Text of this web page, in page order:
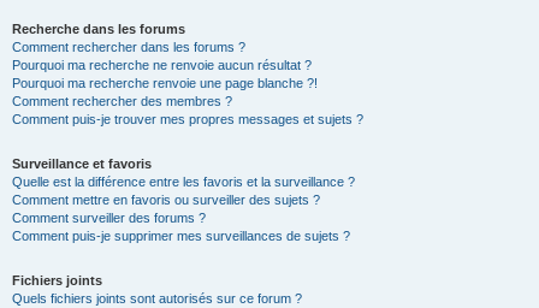
Recherche dans les forums
Comment rechercher dans les forums ?
Pourquoi ma recherche ne renvoie aucun résultat ?
Pourquoi ma recherche renvoie une page blanche ?!
Comment rechercher des membres ?
Comment puis-je trouver mes propres messages et sujets ?
Surveillance et favoris
Quelle est la différence entre les favoris et la surveillance ?
Comment mettre en favoris ou surveiller des sujets ?
Comment surveiller des forums ?
Comment puis-je supprimer mes surveillances de sujets ?
Fichiers joints
Quels fichiers joints sont autorisés sur ce forum ?